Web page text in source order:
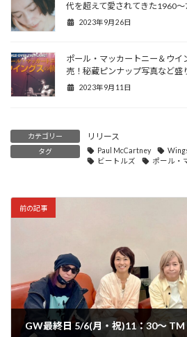
代を超えて愛されてきた1960
2023年9月26日
ポール・マッカートニー＆ウ
売！秘蔵ピンナップ写真など盛
2023年9月11日
カテゴリー リリース
タグ Paul McCartney
ビートルズ
ポール・
前の記事